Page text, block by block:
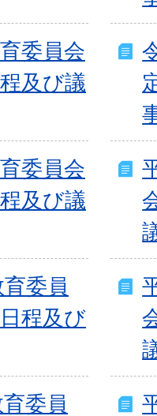
委員会
及び議
委員会
及び議
委員
程及び
委員